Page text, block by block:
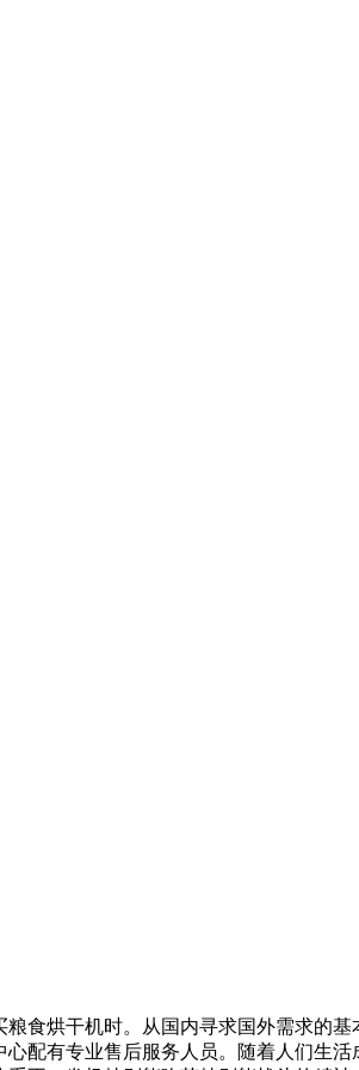
烘干机时。从国内寻求国外需求的基
配有专业售后服务人员。随着人们生